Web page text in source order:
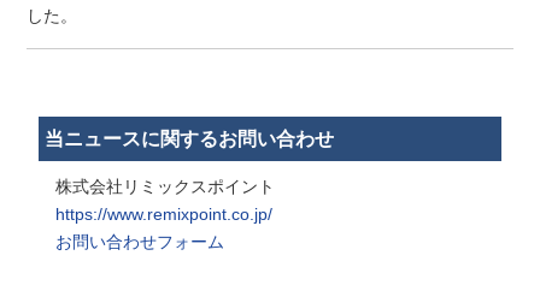
した。
当ニュースに関するお問い合わせ
株式会社リミックスポイント
https://www.remixpoint.co.jp/
お問い合わせフォーム